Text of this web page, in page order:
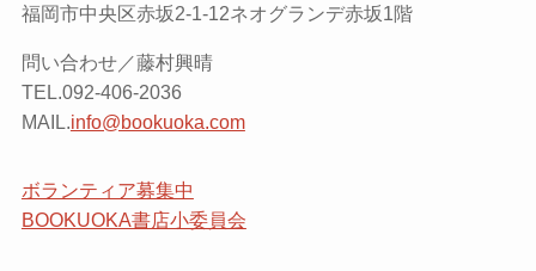
福岡市中央区赤坂2-1-12ネオグランデ赤坂1階
問い合わせ／藤村興晴
TEL.092-406-2036
MAIL.info@bookuoka.com
ボランティア募集中
BOOKUOKA書店小委員会